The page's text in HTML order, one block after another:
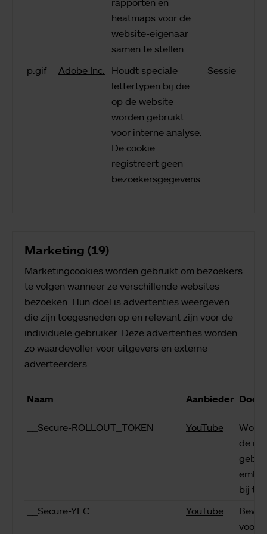
rapporten en
heatmaps voor de
website-eigenaar
samen te stellen.
p.gif Adobe Inc.
Houdt speciale
lettertypen bij die
op de website
worden gebruikt
voor interne analyse.
De cookie
registreert geen
bezoekersgegevens.
Sessie
Marketing (19)
Marketingcookies worden gebruikt om bezoekers
te volgen wanneer ze verschillende websites
bezoeken. Hun doel is advertenties weergeven
die zijn toegesneden op en relevant zijn voor de
individuele gebruiker. Deze advertenties worden
zo waardevoller voor uitgevers en externe
adverteerders.
Naam Aanbieder Doel
__Secure-ROLLOUT_TOKEN YouTube
de
bij te
__Secure-YEC
YouTube